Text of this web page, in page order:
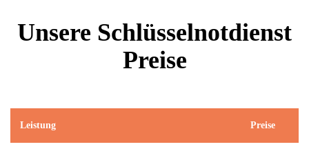
Unsere Schlüsselnotdienst
Preise
Leistung Preise